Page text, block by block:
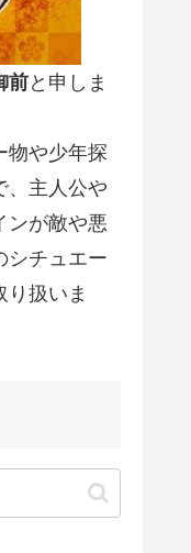
前と申しま
物や少年探
、主人公や
ンが敵や悪
シチュエー
り扱いま